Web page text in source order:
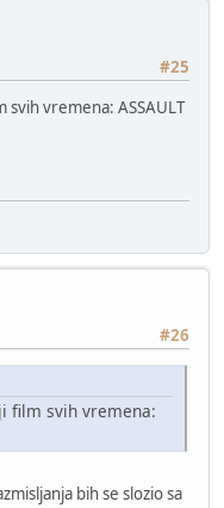
#25
svih vremena: ASSAULT
#26
film svih vremena:
bih se slozio sa